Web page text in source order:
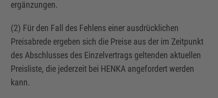
ergänzungen.
(2) Für den Fall des Fehlens einer ausdrücklichen
Preisabrede ergeben sich die Preise aus der im Zeitpunkt
des Abschlusses des Einzelvertrags geltenden aktuellen
Preisliste, die jederzeit bei HENKA angefordert werden
kann.